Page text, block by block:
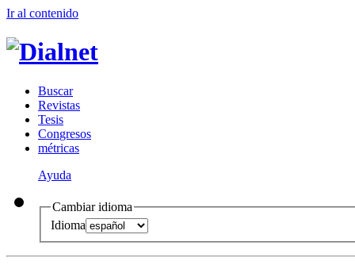
Ir al contenido
Buscar
Revistas
Tesis
Congresos
métricas
Ayuda
Cambiar idioma
Idioma